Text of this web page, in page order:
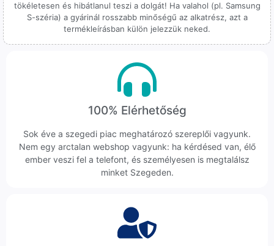
tökéletesen és hibátlanul teszi a dolgát! Ha valahol (pl. Samsung
S-széria) a gyárinál rosszabb minőségű az alkatrész, azt a
termékleírásban külön jelezzük neked.
100% Elérhetőség
Sok éve a szegedi piac meghatározó szereplői vagyunk.
Nem egy arctalan webshop vagyunk: ha kérdésed van, élő
ember veszi fel a telefont, és személyesen is megtalálsz
minket Szegeden.